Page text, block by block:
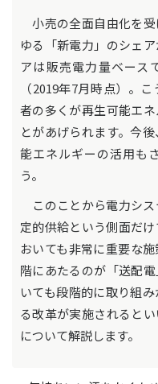
小売の全面自由化を
ゆる「新電力」のシェ
アは販売電力量ベース
（2019年7月時点）。
者の多くが再生可能エ
とがあげられます。今
能エネルギーの活用も
う。
このことから電力シ
定的供給という側面だ
おいても非常に重要な
階にあたるのが「送配
いても段階的に取り組
る改革が実施されると
について解説します。